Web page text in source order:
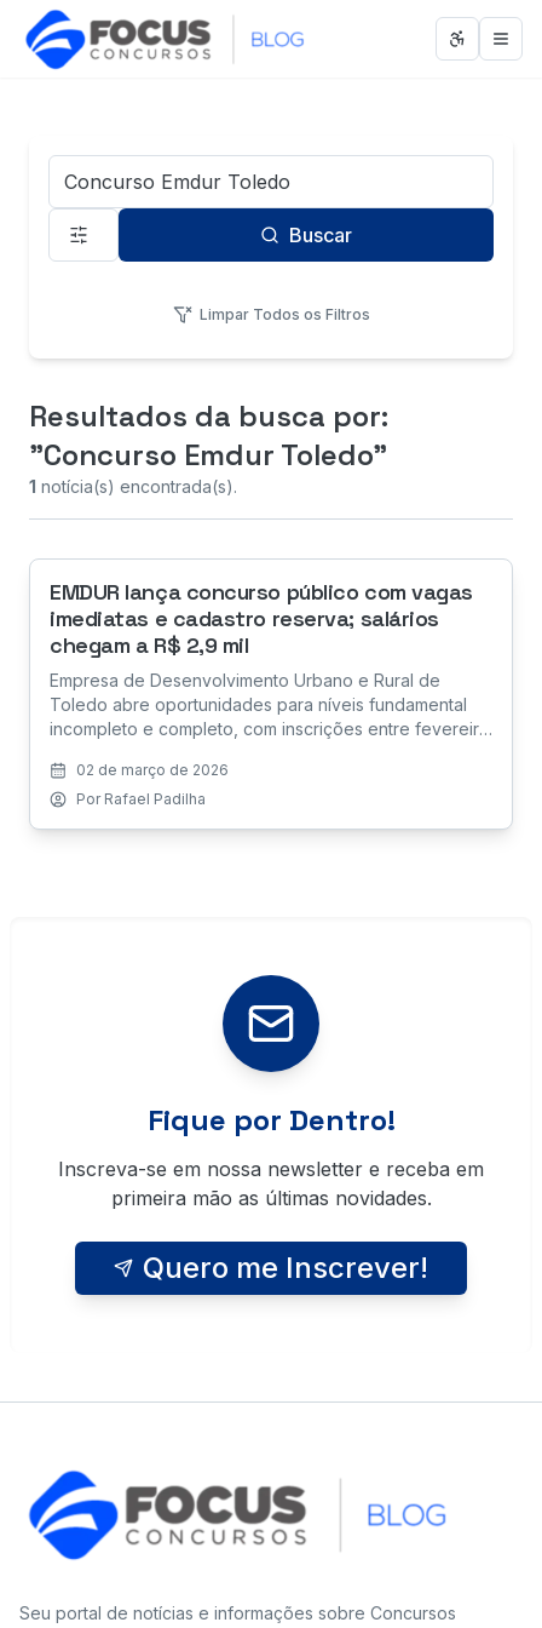
Abrir
Termo de Busca
Buscar
Limpar Todos os Filtros
Resultados da busca por:
"Concurso Emdur Toledo"
1 notícia(s) encontrada(s).
EMDUR lança concurso público com vagas
imediatas e cadastro reserva; salários
chegam a R$ 2,9 mil
Empresa de Desenvolvimento Urbano e Rural de
Toledo abre oportunidades para níveis fundamental
incompleto e completo, com inscrições entre fevereiro
02 de março de 2026
Por Rafael Padilha
Fique por Dentro!
Inscreva-se em nossa newsletter e receba em
primeira mão as últimas novidades.
Quero me Inscrever!
Seu portal de notícias e informações sobre Concursos